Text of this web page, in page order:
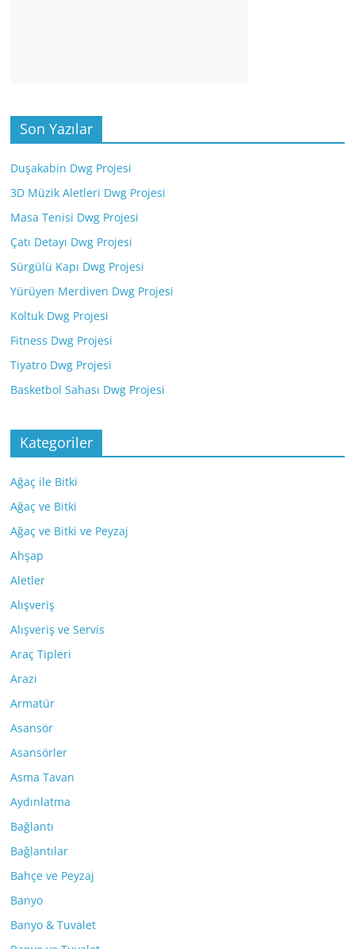
Son Yazılar
Duşakabin Dwg Projesi
3D Müzik Aletleri Dwg Projesi
Masa Tenisi Dwg Projesi
Çatı Detayı Dwg Projesi
Sürgülü Kapı Dwg Projesi
Yürüyen Merdiven Dwg Projesi
Koltuk Dwg Projesi
Fitness Dwg Projesi
Tiyatro Dwg Projesi
Basketbol Sahası Dwg Projesi
Kategoriler
Ağaç ile Bitki
Ağaç ve Bitki
Ağaç ve Bitki ve Peyzaj
Ahşap
Aletler
Alışveriş
Alışveriş ve Servis
Araç Tipleri
Arazi
Armatür
Asansör
Asansörler
Asma Tavan
Aydınlatma
Bağlantı
Bağlantılar
Bahçe ve Peyzaj
Banyo
Banyo & Tuvalet